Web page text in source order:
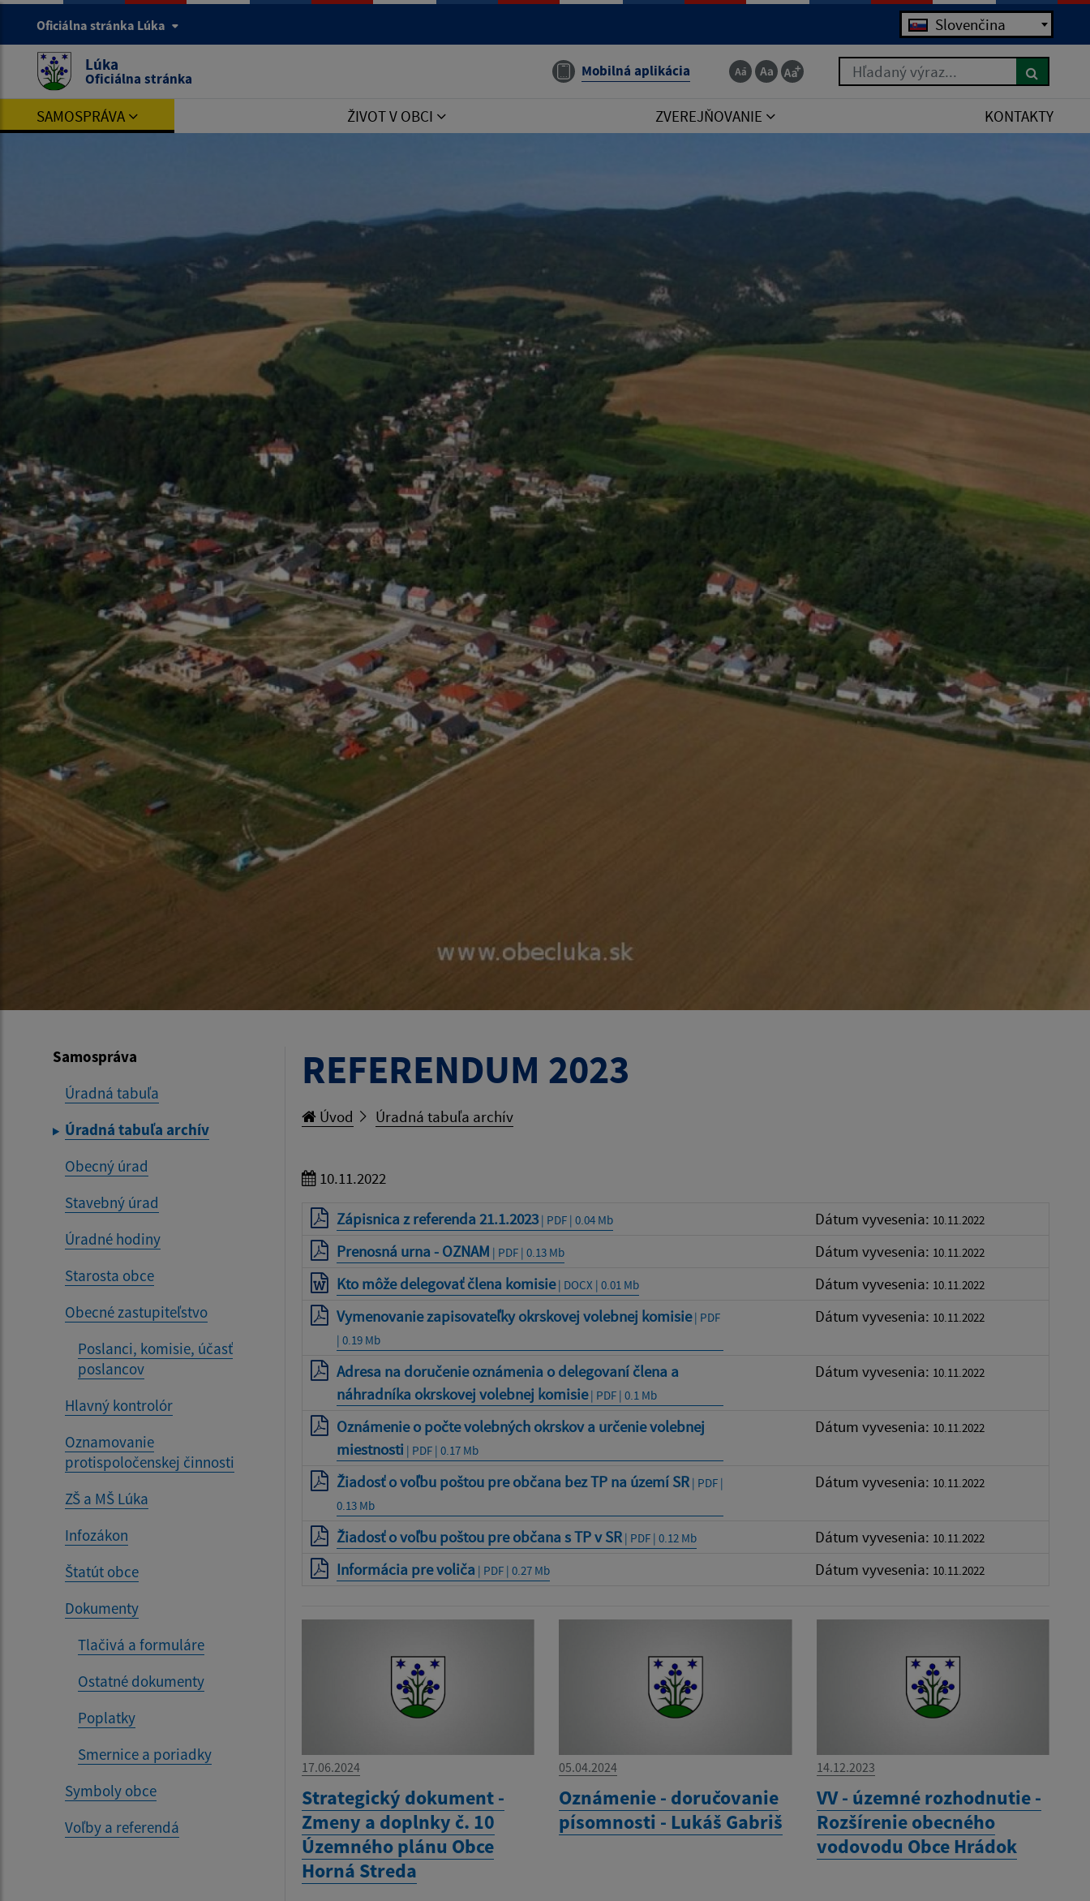
Oficiálna stránka Lúka Jazyk Slovenčina
Lúka
Oficiálna stránka Mobilná aplikácia Hľadaný výraz...
SAMOSPRÁVA ŽIVOT V OBCI ZVEREJŇOVANIE KONTAKTY
Samospráva
Úradná tabuľa
Úradná tabuľa archív
Obecný úrad
Stavebný úrad
Úradné hodiny
Starosta obce
Obecné zastupiteľstvo
Poslanci, komisie, účasť
poslancov
Hlavný kontrolór
Oznamovanie
protispoločenskej činnosti
ZŠ a MŠ Lúka
Infozákon
Štatút obce
Dokumenty
Tlačivá a formuláre
Ostatné dokumenty
Poplatky
Smernice a poriadky
Symboly obce
Voľby a referendá
REFERENDUM 2023
Úvod Úradná tabuľa archív
10.11.2022
Zápisnica z referenda 21.1.2023| PDF | 0.04 Mb Dátum vyvesenia: 10.11.2022
Prenosná urna - OZNAM | PDF | 0.13 Mb Dátum vyvesenia: 10.11.2022
Kto môže delegovať člena komisie| DOCX | 0.01 Mb Dátum vyvesenia: 10.11.2022
Vymenovanie zapisovateľky okrskovej volebnej komisie| PDF
| 0.19 Mb
Dátum vyvesenia: 10.11.2022
Adresa na doručenie oznámenia o delegovaní člena a
náhradníka okrskovej volebnej komisie| PDF | 0.1 Mb
Dátum vyvesenia: 10.11.2022
Oznámenie o počte volebných okrskov a určenie volebnej
miestnosti | PDF | 0.17 Mb
Dátum vyvesenia: 10.11.2022
Žiadosť o voľbu poštou pre občana bez TP na území SR| PDF |
0.13 Mb
Dátum vyvesenia: 10.11.2022
Žiadosť o voľbu poštou pre občana s TP v SR| PDF | 0.12 Mb Dátum vyvesenia: 10.11.2022
Informácia pre voliča | PDF | 0.27 Mb Dátum vyvesenia: 10.11.2022
17.06.2024
Strategický dokument -
Zmeny a doplnky č. 10
Územného plánu Obce
Horná Streda
05.04.2024
Oznámenie - doručovanie
písomnosti - Lukáš Gabriš
14.12.2023
VV - územné rozhodnutie -
Rozšírenie obecného
vodovodu Obce Hrádok